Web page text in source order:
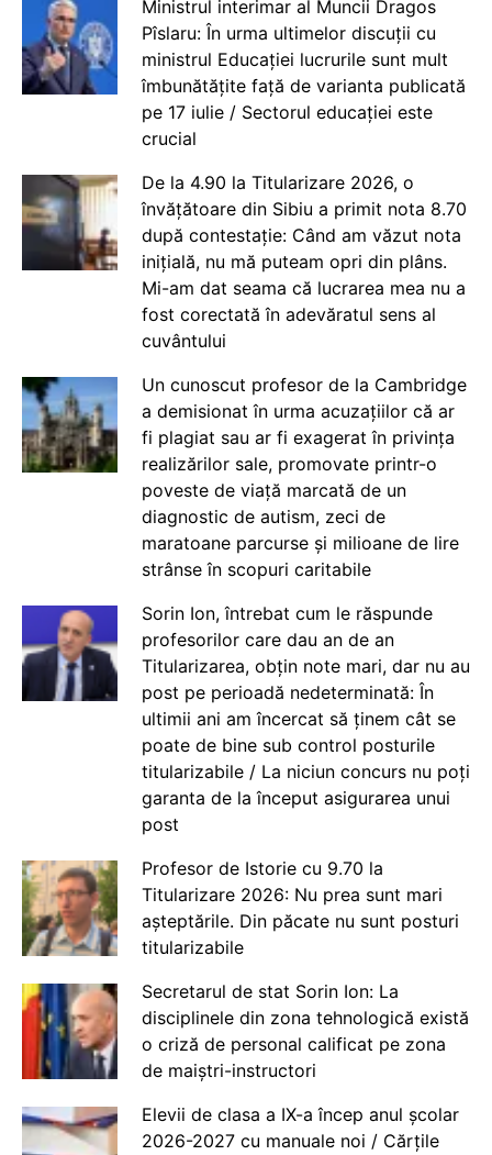
Ministrul interimar al Muncii Dragos
Pîslaru: În urma ultimelor discuții cu
ministrul Educației lucrurile sunt mult
îmbunătățite față de varianta publicată
pe 17 iulie / Sectorul educației este
crucial
De la 4.90 la Titularizare 2026, o
învățătoare din Sibiu a primit nota 8.70
după contestație: Când am văzut nota
inițială, nu mă puteam opri din plâns.
Mi-am dat seama că lucrarea mea nu a
fost corectată în adevăratul sens al
cuvântului
Un cunoscut profesor de la Cambridge
a demisionat în urma acuzațiilor că ar
fi plagiat sau ar fi exagerat în privința
realizărilor sale, promovate printr-o
poveste de viață marcată de un
diagnostic de autism, zeci de
maratoane parcurse și milioane de lire
strânse în scopuri caritabile
Sorin Ion, întrebat cum le răspunde
profesorilor care dau an de an
Titularizarea, obțin note mari, dar nu au
post pe perioadă nedeterminată: În
ultimii ani am încercat să ținem cât se
poate de bine sub control posturile
titularizabile / La niciun concurs nu poți
garanta de la început asigurarea unui
post
Profesor de Istorie cu 9.70 la
Titularizare 2026: Nu prea sunt mari
așteptările. Din păcate nu sunt posturi
titularizabile
Secretarul de stat Sorin Ion: La
disciplinele din zona tehnologică există
o criză de personal calificat pe zona
de maiștri-instructori
Elevii de clasa a IX-a încep anul școlar
2026-2027 cu manuale noi / Cărțile